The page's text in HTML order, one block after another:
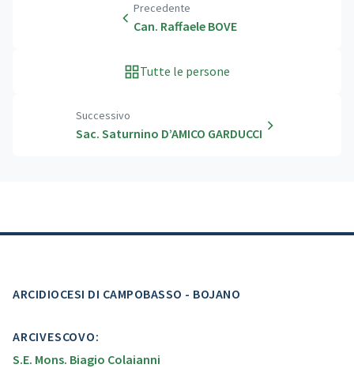
Precedente
Can. Raffaele BOVE
Tutte le persone
Successivo
Sac. Saturnino D’AMICO GARDUCCI
ARCIDIOCESI DI CAMPOBASSO - BOJANO
ARCIVESCOVO:
S.E. Mons. Biagio Colaianni